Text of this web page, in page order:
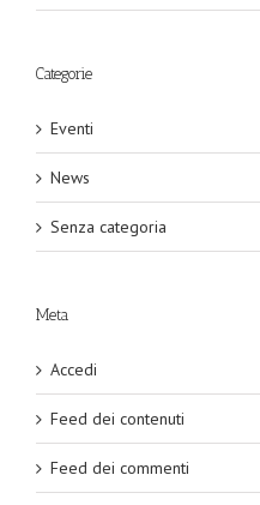
Categorie
Eventi
News
Senza categoria
Meta
Accedi
Feed dei contenuti
Feed dei commenti